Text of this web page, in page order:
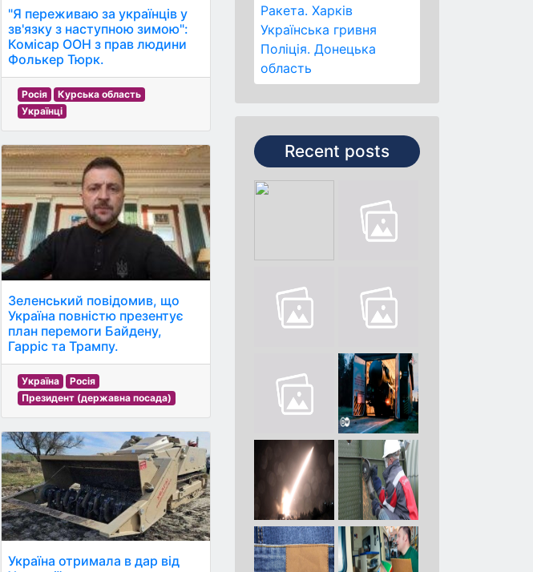
Ракета. Харків
Українська гривня
Поліція. Донецька
область
Recent posts
"Я переживаю за українців у
зв'язку з наступною зимою":
Комісар ООН з прав людини
Фолькер Тюрк.
Росія
Курська область
Українці
Зеленський повідомив, що
Україна повністю презентує
план перемоги Байдену,
Гарріс та Трампу.
Україна
Росія
Президент (державна посада)
Україна отримала в дар від